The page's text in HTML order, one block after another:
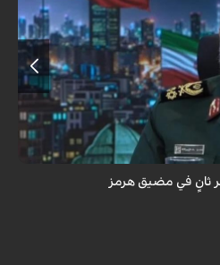
تسمح بفتح ممر ثانٍ في مضيق هرمز.
ثانٍ في مضيق هرمز